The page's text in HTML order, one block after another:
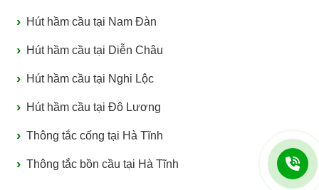
Hút hầm cầu tại Nam Đàn
Hút hầm cầu tại Diễn Châu
Hút hầm cầu tại Nghi Lộc
Hút hầm cầu tại Đô Lương
Thông tắc cống tại Hà Tĩnh
Thông tắc bồn cầu tại Hà Tĩnh